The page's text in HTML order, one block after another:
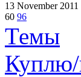
13 November 2011
60 96
Темы